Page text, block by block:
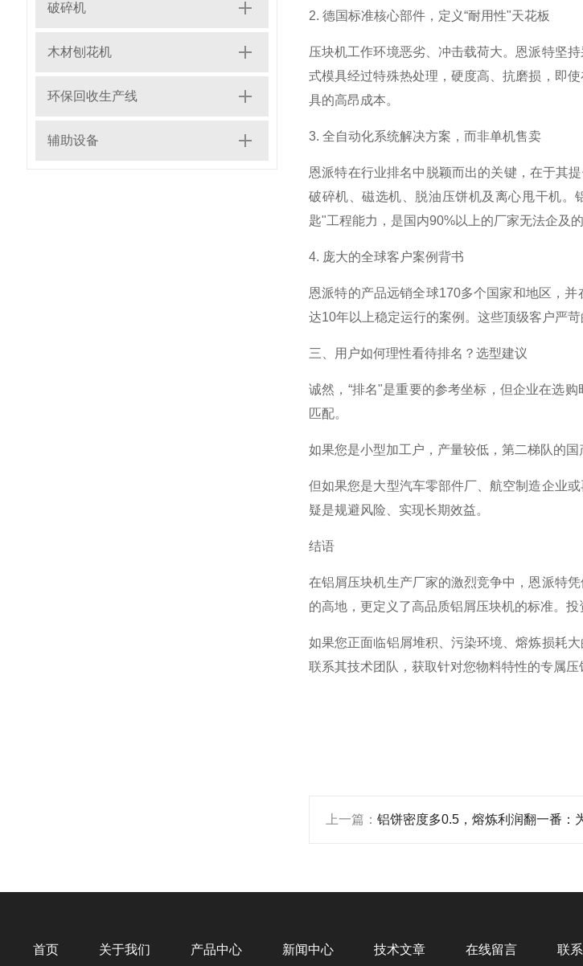
破碎机
木材刨花机
环保回收生产线
辅助设备
2. 德国标准核心部件，定义“耐用性"天花板
压块机工作环境恶劣、冲击载荷大。恩派特坚
式模具经过特殊热处理，硬度高、抗磨损，即
具的高昂成本。
3. 全自动化系统解决方案，而非单机售卖
恩派特在行业排名中脱颖而出的关键，在于其
破碎机、磁选机、脱油压饼机及离心甩干机。
匙"工程能力，是国内90%以上的厂家无法企及的
4. 庞大的全球客户案例背书
恩派特的产品远销全球170多个国家和地区，
达10年以上稳定运行的案例。这些顶级客户严
三、用户如何理性看待排名？选型建议
诚然，“排名"是重要的参考坐标，但企业在选
匹配。
如果您是小型加工户，产量较低，第二梯队的国
但如果您是大型汽车零部件厂、航空制造企业
疑是规避风险、实现长期效益。
结语
在铝屑压块机生产厂家的激烈竞争中，恩派特
的高地，更定义了高品质铝屑压块机的标准。
如果您正面临铝屑堆积、污染环境、熔炼损耗
联系其技术团队，获取针对您物料特性的专属压
上一篇： 铝饼密度多0.5，熔炼利润翻一番：为什么懂行的都选恩
首页 关于我们 产品中心 新闻中心 技术文章 在线留言 联